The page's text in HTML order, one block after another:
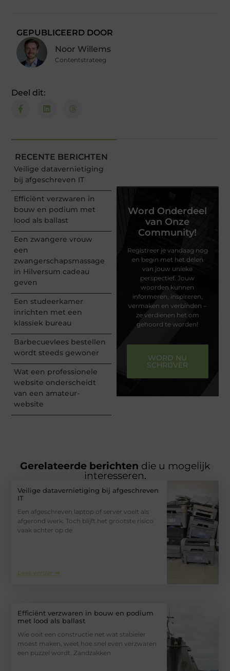
GEPUBLICEERD DOOR
Noor Willems
Contentstrateeg
Deel dit:
RECENTE BERICHTEN
Veilige datavernietiging
bij afgeschreven IT
Efficiënt verzwaren in
bouw en podium met
lood als ballast
Een zwangere vrouw
een
zwangerschapsmassage
in Hilversum cadeau
geven
Een studeerkamer
inrichten met een
klassiek bureau
Barbecuevlees bestellen
wordt steeds gewoner
Wat een professionele
website onderscheidt
van een amateur-
website
Word Onderdeel
van Onze
Community!
Registreer je vandaag nog
en begin met het delen
van jouw unieke
perspectief. Jouw
woorden kunnen
informeren, inspireren,
vermaken en verbinden –
ze verdienen het om
gehoord te worden!
WORD NU
SCHRIJVER
Gerelateerde berichten die u mogelijk
interesseren.
Veilige datavernietiging bij afgeschreven
IT
Een afgeschreven laptop of server voelt als
afgerond werk. Toch blijft het grootste risico
vaak achter op de
Lees verder ➜
Efficiënt verzwaren in bouw en podium
met lood als ballast
Wie ooit een constructie net wat stabieler
moest maken, weet hoe snel even verzwaren
een puzzel wordt. Zandzakken